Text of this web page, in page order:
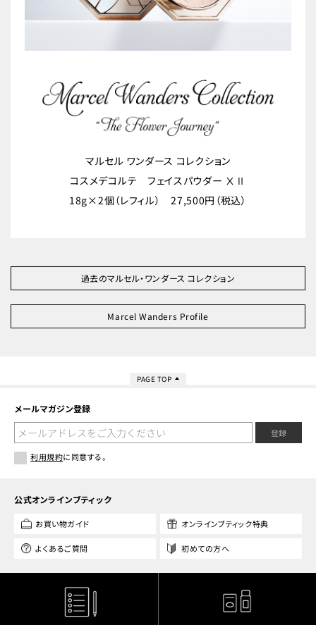
マルセル ワンダース コレクション
コスメデコルテ フェイスパウダー ⅩⅡ
18g×2個（レフィル） 27,500円（税込）
過去のマルセル・ワンダース コレクション
Marcel Wanders Profile
PAGE TOP
メールマガジン登録
登録
利用規約に同意する。
公式オンラインブティック
お買い物ガイド オンラインブティック特典
よくあるご質問 初めての方へ